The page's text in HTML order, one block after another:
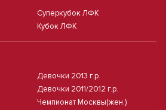
Суперкубок ЛФК
Кубок ЛФК
Девочки 2013 г.р.
Девочки 2011/2012 г.р.
Чемпионат Москвы(жен.)